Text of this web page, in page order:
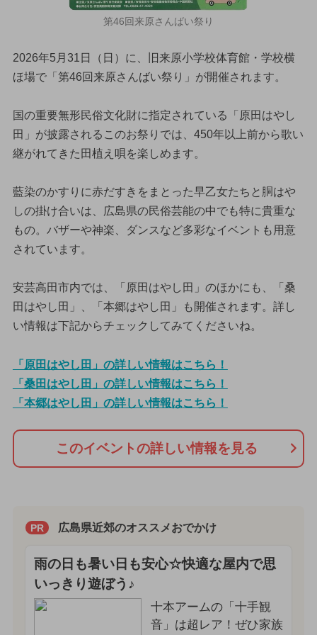
第46回来原さんばい祭り
2026年5月31日（日）に、旧来原小学校体育館・学校横
ほ場で「第46回来原さんばい祭り」が開催されます。
国の重要無形民俗文化財に指定されている「原田はやし
田」が披露されるこのお祭りでは、450年以上前から歌い
継がれてきた田植え唄を楽しめます。
藍染のかすりに赤だすきをまとった早乙女たちと胴はや
しの掛け合いは、広島県の民俗芸能の中でも特に貴重な
もの。バザーや神楽、ダンスなど多彩なイベントも用意
されています。
安芸高田市内では、「原田はやし田」のほかにも、「桑
田はやし田」、「本郷はやし田」も開催されます。詳し
い情報は下記からチェックしてみてくださいね。
「原田はやし田」の詳しい情報はこちら！
「桑田はやし田」の詳しい情報はこちら！
「本郷はやし田」の詳しい情報はこちら！
このイベントの詳しい情報を見る
PR 広島県近郊のオススメおでかけ
雨の日も暑い日も安心☆快適な屋内で思
いっきり遊ぼう♪
十本アームの「十手観
音」は超レア！ぜひ家族